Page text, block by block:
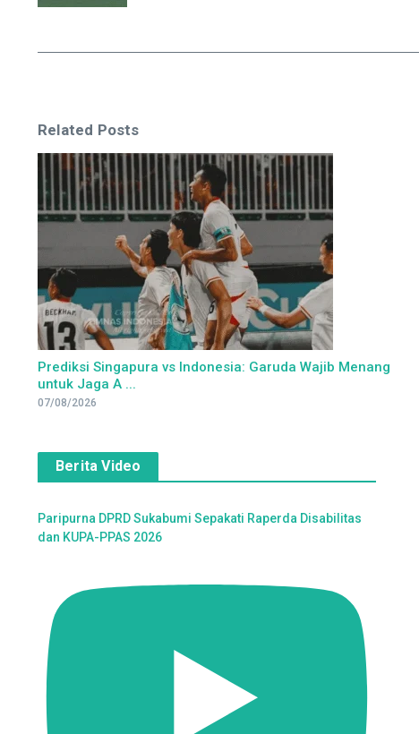
Related Posts
Prediksi Singapura vs Indonesia: Garuda Wajib Menang
untuk Jaga A ...
07/08/2026
Berita Video
Paripurna DPRD Sukabumi Sepakati Raperda Disabilitas
dan KUPA-PPAS 2026